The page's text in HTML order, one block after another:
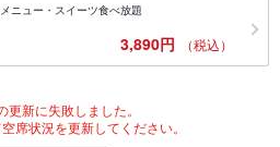
ニュー・スイーツ食べ放題
3,890円 （税込）
更新に失敗しました。
席状況を更新してください。